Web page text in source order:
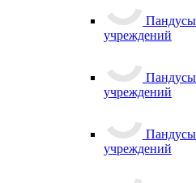
учреждений
учреждений
учреждений